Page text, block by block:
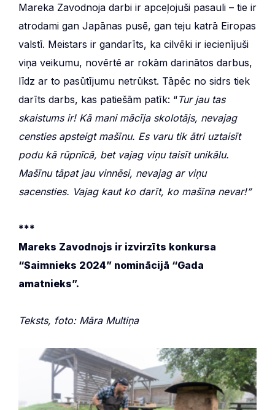
Mareka Zavodnoja darbi ir apceļojuši pasauli – tie ir
atrodami gan Japānas pusē, gan teju katrā Eiropas
valstī. Meistars ir gandarīts, ka cilvēki ir iecienījuši
viņa veikumu, novērtē ar rokām darinātos darbus,
līdz ar to pasūtījumu netrūkst. Tāpēc no sidrs tiek
darīts darbs, kas patiešām patīk: “Tur jau tas
skaistums ir! Kā mani mācīja skolotājs, nevajag
censties apsteigt mašīnu. Es varu tik ātri uztaisīt
podu kā rūpnīcā, bet vajag viņu taisīt unikālu.
Mašīnu tāpat jau vinnēsi, nevajag ar viņu
sacensties. Vajag kaut ko darīt, ko mašīna nevar!”
***
Mareks Zavodnojs ir izvirzīts konkursa
“Saimnieks 2024” nominācijā “Gada
amatnieks”.
Teksts, foto: Māra Multiņa